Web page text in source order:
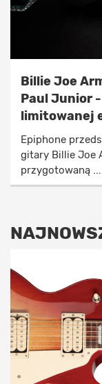
Billie Joe
Paul Junior
limitowanej
Epiphone
gitary Billie Joe
przygotowaną ...